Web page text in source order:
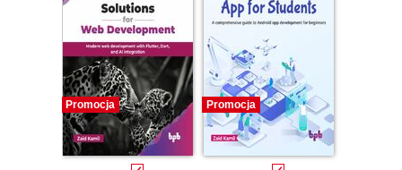
Promocja Promocja